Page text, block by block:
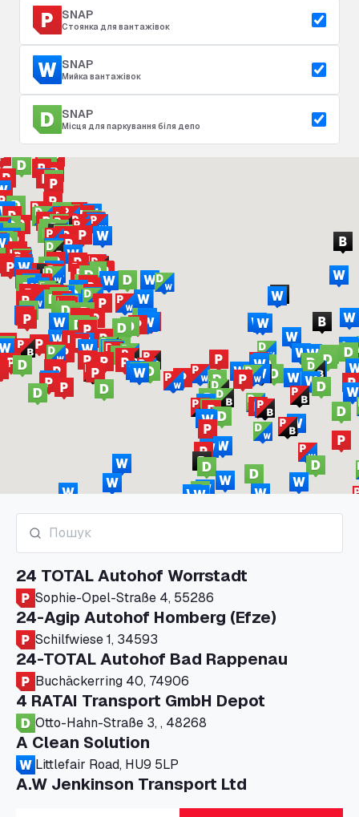
SNAP
Стоянка для вантажівок
SNAP
Мийка вантажівок
SNAP
Місця для паркування біля депо
24 TOTAL Autohof Worrstadt
Sophie-Opel-Straße 4, 55286
24-Agip Autohof Homberg (Efze)
Schilfwiese 1, 34593
24-TOTAL Autohof Bad Rappenau
Buchäckerring 40, 74906
4 RATAI Transport GmbH Depot
Otto-Hahn-Straße 3, , 48268
A Clean Solution
Littlefair Road, HU9 5LP
A.W Jenkinson Transport Ltd
Progress House, ME11 5GA